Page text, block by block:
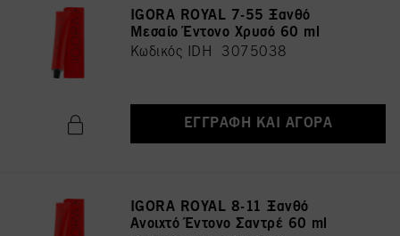
IGORA ROYAL 7-55 Ξανθό
Μεσαίο Έντονο Χρυσό 60 ml
Κωδικός IDH 3075038
ΕΓΓΡΑΦΉ ΚΑΙ ΑΓΟΡΆ
IGORA ROYAL 8-11 Ξανθό
Ανοιχτό Έντονο Σαντρέ 60 ml